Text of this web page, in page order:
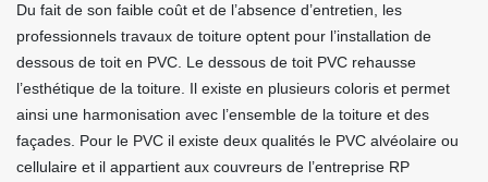
Du fait de son faible coût et de l’absence d’entretien, les
professionnels travaux de toiture optent pour l’installation de
dessous de toit en PVC. Le dessous de toit PVC rehausse
l’esthétique de la toiture. Il existe en plusieurs coloris et permet
ainsi une harmonisation avec l’ensemble de la toiture et des
façades. Pour le PVC il existe deux qualités le PVC alvéolaire ou
cellulaire et il appartient aux couvreurs de l’entreprise RP